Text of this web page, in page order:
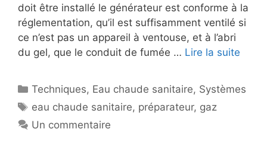
doit être installé le générateur est conforme à la
réglementation, qu’il est suffisamment ventilé si
ce n’est pas un appareil à ventouse, et à l’abri
du gel, que le conduit de fumée … Lire la suite
Catégories
Techniques, Eau chaude sanitaire, Systèmes
Étiquettes
eau chaude sanitaire, préparateur, gaz
Un commentaire